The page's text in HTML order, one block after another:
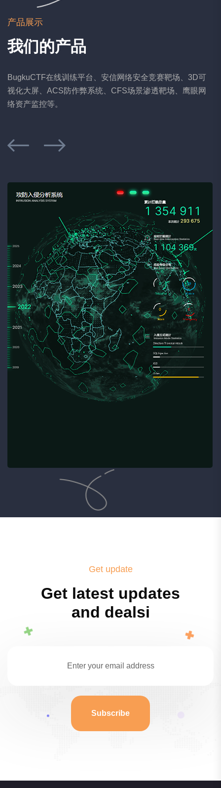
产品展示
我们的产品
BugkuCTF在线训练平台、安信网络安全竞赛靶场、3D可
视化大屏、ACS防作弊系统、CFS场景渗透靶场、鹰眼网
络资产监控等。
Get update
Get latest updates
and dealsi
Subscribe